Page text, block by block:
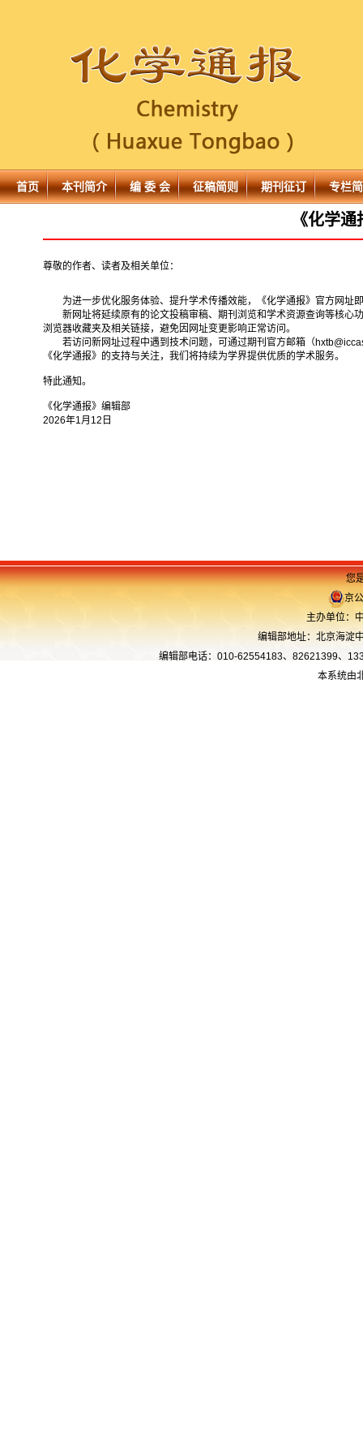
首页 本刊简介 编 委 会 征稿简则 期刊征订 专栏
《化学
尊敬的作者、读者及相关单位：
为进一步优化服务体验、提升学术传播效能，《化学通报》官方网址
新网址将延续原有的论文投稿审稿、期刊浏览和学术资源查询等核心
浏览器收藏夹及相关链接，避免因网址变更影响正常访问。
若访问新网址过程中遇到技术问题，可通过期刊官方邮箱（
《化学通报》的支持与关注，我们将持续为学界提供优质的学术服务。
特此通知。
《化学通报》编辑部
2026年1月12日
您
京
主办单位：
编辑部地址：北京海淀
编辑部电话：010-62554183、82621399、
本系统由